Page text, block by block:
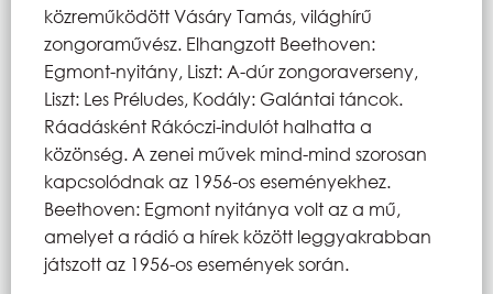
közreműködött Vásáry Tamás, világhírű
zongoraművész. Elhangzott Beethoven:
Egmont-nyitány, Liszt: A-dúr zongoraverseny,
Liszt: Les Préludes, Kodály: Galántai táncok.
Ráadásként Rákóczi-indulót halhatta a
közönség. A zenei művek mind-mind szorosan
kapcsolódnak az 1956-os eseményekhez.
Beethoven: Egmont nyitánya volt az a mű,
amelyet a rádió a hírek között leggyakrabban
játszott az 1956-os események során.